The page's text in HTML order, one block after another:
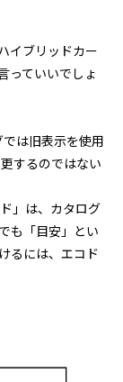
イブリッドカー
っていいでしょ
は旧表示を使用
するのではない
」は、カタログ
も「目安」とい
るには、エコド